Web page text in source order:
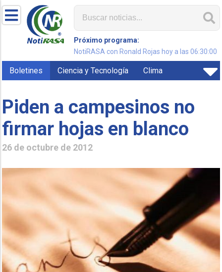
Próximo programa:
NotiRASA con Ronald Rojas hoy a las 06:30:00
Boletines Ciencia y Tecnología Clima
Piden a campesinos no
firmar hojas en blanco
26 de octubre de 2012